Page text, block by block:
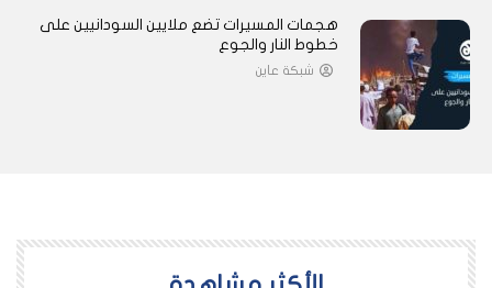
هجمات المسيرات تضع ملايين السودانيين على
خطوط النار والجوع
شبكة عاين